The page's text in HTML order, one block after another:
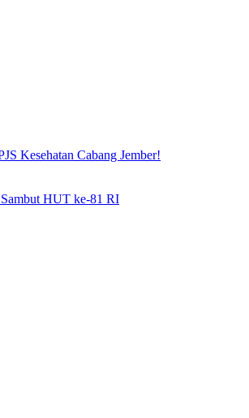
Kesehatan Cabang Jember!
HUT ke-81 RI